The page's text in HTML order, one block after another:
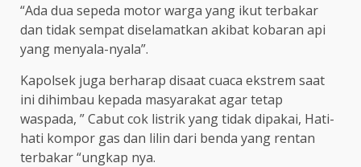
“Ada dua sepeda motor warga yang ikut terbakar
dan tidak sempat diselamatkan akibat kobaran api
yang menyala-nyala”.
Kapolsek juga berharap disaat cuaca ekstrem saat
ini dihimbau kepada masyarakat agar tetap
waspada, ” Cabut cok listrik yang tidak dipakai, Hati-
hati kompor gas dan lilin dari benda yang rentan
terbakar “ungkap nya.